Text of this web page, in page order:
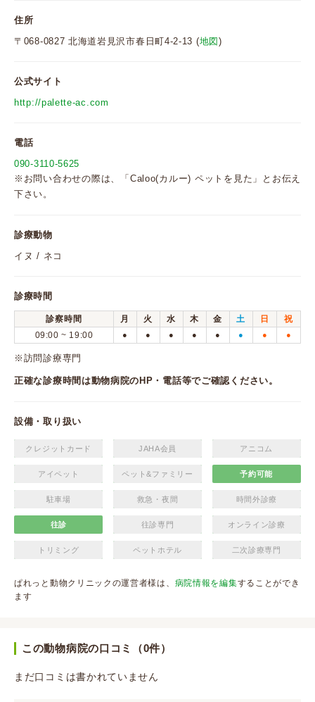
住所
〒068-0827 北海道岩見沢市春日町4-2-13 (地図)
公式サイト
http://palette-ac.com
電話
090-3110-5625
※お問い合わせの際は、「Caloo(カルー) ペットを見た」とお伝え
下さい。
診療動物
イヌ / ネコ
診療時間
診察時間 月 火 水 木 金 土 日
祝
09:00 ~ 19:00
● ● ● ● ● ● ● ●
※訪問診療専門
正確な診療時間は動物病院のHP・電話等でご確認ください。
設備・取り扱い
クレジットカード JAHA会員 アニコム
アイペット ペット&ファミリー 予約可能
駐車場 救急・夜間 時間外診療
往診 往診専門 オンライン診療
トリミング ペットホテル 二次診療専門
ぱれっと動物クリニックの運営者様は、 病院情報を編集することができ
ます
この動物病院の口コミ（0件）
まだ口コミは書かれていません